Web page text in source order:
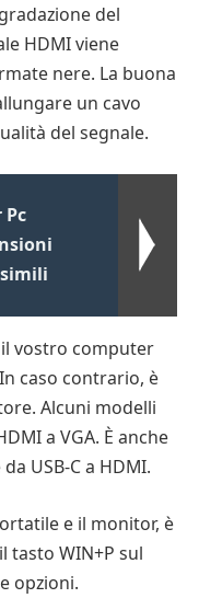
del
HDMI viene
nere. La buona
un cavo
del segnale.
Pc
vostro computer
caso contrario, è
Alcuni modelli
a VGA. È anche
USB-C a HDMI.
e il monitor, è
tasto WIN+P sul
opzioni.